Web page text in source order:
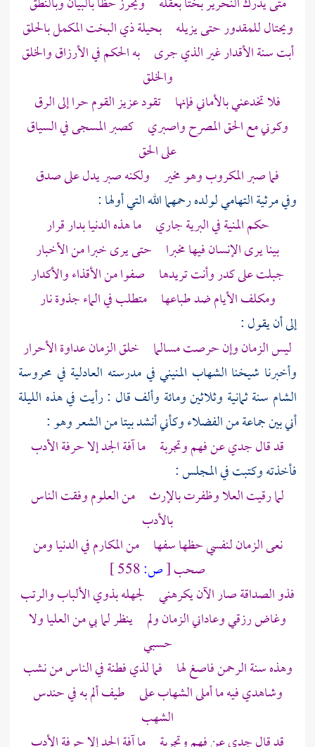
ويحتال للمقدور حتى يزيله بحيلة ذي البخت المكمل بالحلق
أبت سنة الأقدار غير الذي جرى به الحكم في الأرزاق والخلق
والخلق
فلا تخدعني بالأماني فإنها تقود عزيز القوم حرا إلى الرق
وكوني مع الحق المصرح واصبري كصبر المسجى في السياق
على الحق
فما صبر المكروب وهو مخير ولكنه صبر يدل على صدق
وفي مرثيةالتهاميلولده رحمهما الله التي أولها :
حكم المنية في البرية جاري ما هذه الدنيا بدار قرار
بينا يرى الإنسان فيها مخبرا حتى يرى خبرا من الأخبار
جبلت على كدر وأنت تريدها صفوا من الأقذاء والأكدار
ومكلف الأيام ضد طباعها متطلب في الماء جذوة نار
إلى أن يقول :
ليس الزمان وإن حرصت مسالما خلق الزمان عداوة الأحرار
وأخبرنا شيخنا الشهاب المنينيفي مدرسته العادلية في محروسة
الشام سنة ثمانية وثلاثين ومائة وألف قال : رأيت في هذه الليلة
أني بين جماعة من الفضلاء وكأني أنشد بيتا من الشعر وهو :
قد قال جدي عن فهم وتجربة ما آفة الجد إلا حرفة الأدب
فأخذته وكتبت في المجلس :
لما رقيت العلا وظفرت بالإرث من العلوم وفقت الناس
بالأدب
نعى الزمان لنفسي حظها سفها من المكارم في الدنيا ومن
صحب[ص:
فذو الصداقة صار الآن يكرهني لجهله بذوي الألباب والرتب
وغاض رزقي وعاداني الزمان ولم ينظر لما بي من العليا ولا
حسبي
وهذه سنة الرحمن فاصغ لها فما لذي فطنة في الناس من نشب
وشاهدي فيه ما أملى الشهاب على طيف ألم به في حندس
الشهب